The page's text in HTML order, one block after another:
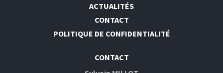
ACTUALITÉS
CONTACT
POLITIQUE DE CONFIDENTIALITÉ
CONTACT